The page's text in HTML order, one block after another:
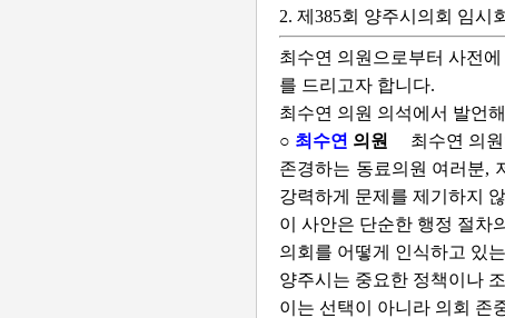
2. 제385회 양주시의회 임시
최수연 의원으로부터 사전
를 드리고자 합니다.
최수연 의원 의석에서 발언
○ 최수연 의원
최수연 의
존경하는 동료의원 여러분,
강력하게 문제를 제기하지
이 사안은 단순한 행정 절차
의회를 어떻게 인식하고 있
양주시는 중요한 정책이나
이는 선택이 아니라 의회 존